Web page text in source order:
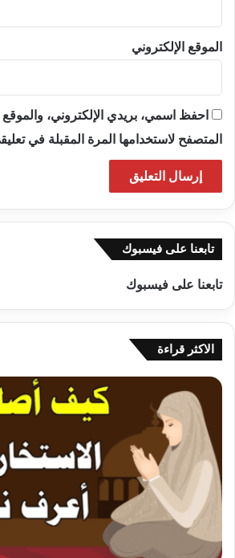
الموقع الإلكتروني
احفظ اسمي، بريدي الإلكتروني، والموقع
المتصفح لاستخدامها المرة المقبلة في
تابعنا على فيسبوك
تابعنا على فيسبوك
الاكثر قراءة